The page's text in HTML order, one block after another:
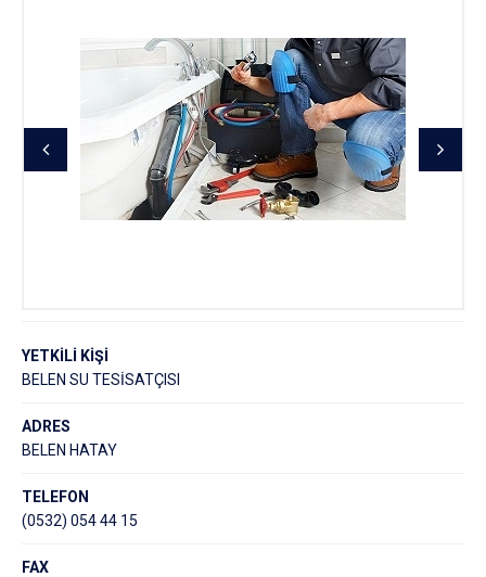
YETKİLİ KİŞİ
BELEN SU TESİSATÇISI
ADRES
BELEN HATAY
TELEFON
(0532) 054 44 15
FAX